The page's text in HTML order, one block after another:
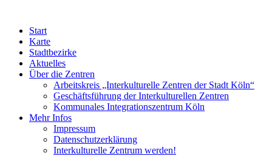
springenStart
Karte
Stadtbezirke
Aktuelles
Über die Zentren
Arbeitskreis „Interkulturelle Zentren der Stadt Köln“
Geschäftsführung der Interkulturellen Zentren
Kommunales Integrationszentrum Köln
Mehr Infos
Impressum
Datenschutzerklärung
Interkulturelle Zentrum werden!